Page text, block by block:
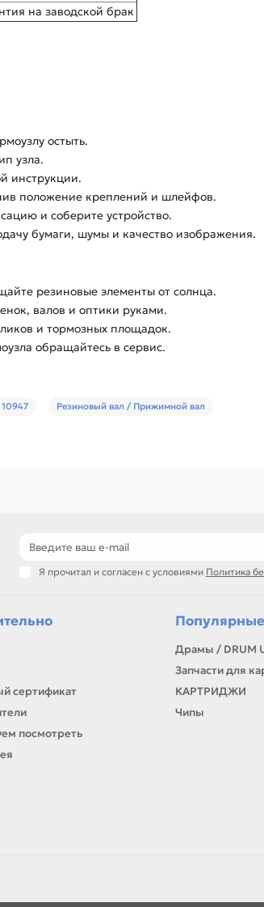
на заводской брак
остыть.
узла.
инструкции.
положение креплений и шлейфов.
и соберите устройство.
бумаги, шумы и качество изображения.
резиновые элементы от солнца.
валов и оптики руками.
и тормозных площадок.
обращайтесь в сервис.
10947 Резиновый вал / Прижимной вал
Я прочитал и согласен с условиями Политика
сертификат
посмотреть
Популярные
Драмы / DRUM
Запчасти для
КАРТРИДЖИ
Чипы